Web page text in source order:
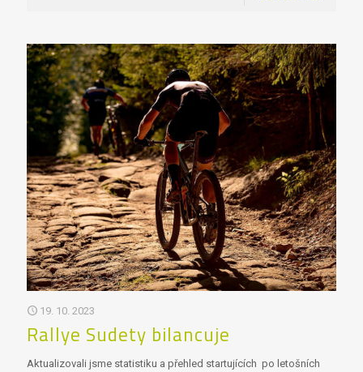
19. 10. 2023
Rallye Sudety bilancuje
Aktualizovali jsme statistiku a přehled startujících po letošních